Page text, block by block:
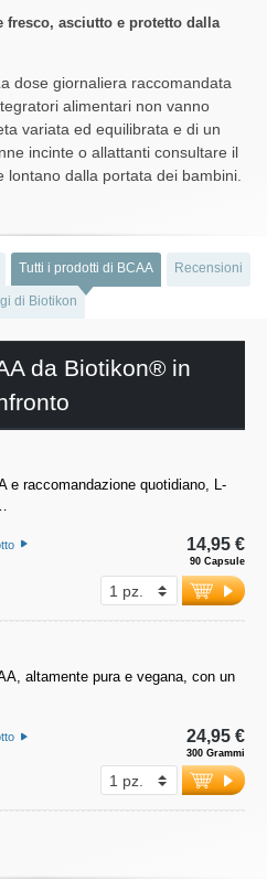
fresco, asciutto e protetto dalla
dose giornaliera raccomandata
alimentari non vanno
variata ed equilibrata e di un
incinte o allattanti consultare il
lontano dalla portata dei bambini.
Tutti i prodotti di BCAA Recensioni
di Biotikon
da Biotikon® in
e raccomandazione quotidiano, L-
90 Capsule
14,95 €
altamente pura e vegana, con un
300 Grammi
24,95 €